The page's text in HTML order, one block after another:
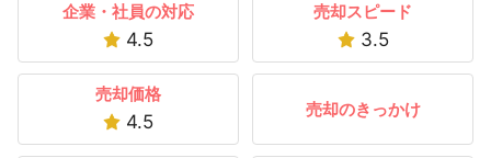
企業・社員の対応
4.5
売却スピード
3.5
売却価格
4.5
売却のきっかけ